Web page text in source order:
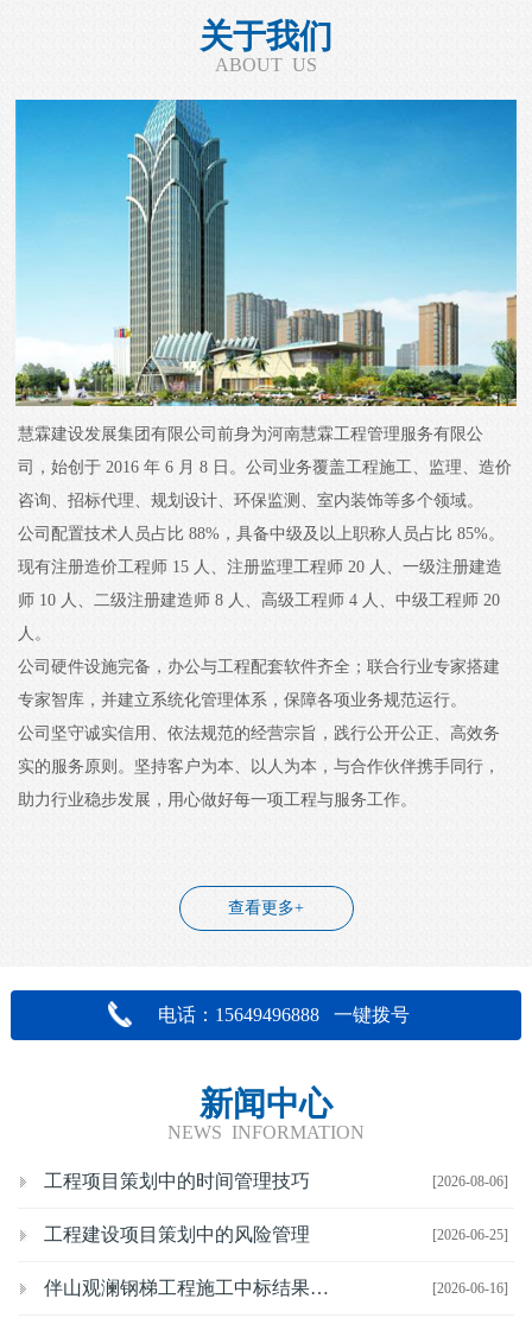
关于我们
ABOUT US
慧霖建设发展集团有限公司前身为河南慧霖工程管理服务有限公
司，始创于 2016 年 6 月 8 日。公司业务覆盖工程施工、监理、造价
咨询、招标代理、规划设计、环保监测、室内装饰等多个领域。
公司配置技术人员占比 88%，具备中级及以上职称人员占比 85%。
现有注册造价工程师 15 人、注册监理工程师 20 人、一级注册建造
师 10 人、二级注册建造师 8 人、高级工程师 4 人、中级工程师 20
人。
公司硬件设施完备，办公与工程配套软件齐全；联合行业专家搭建
专家智库，并建立系统化管理体系，保障各项业务规范运行。
公司坚守诚实信用、依法规范的经营宗旨，践行公开公正、高效务
实的服务原则。坚持客户为本、以人为本，与合作伙伴携手同行，
助力行业稳步发展，用心做好每一项工程与服务工作。
查看更多+
电话：15649496888 一键拨号
新闻中心
NEWS INFORMATION
[2026-08-06]
工程项目策划中的时间管理技巧
[2026-06-25]
工程建设项目策划中的风险管理
[2026-06-16]
伴山观澜钢梯工程施工中标结果公示